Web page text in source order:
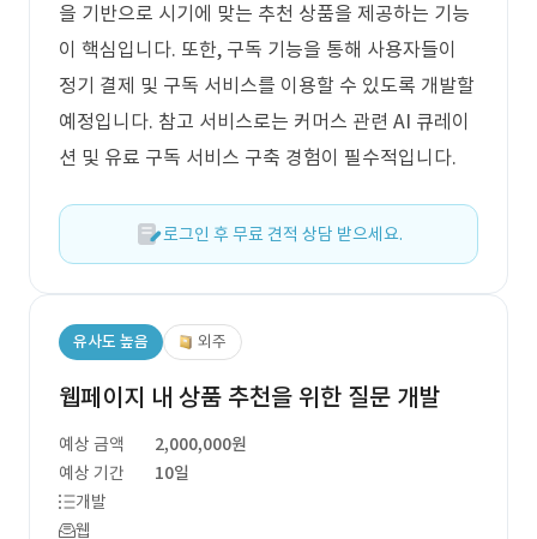
을 기반으로 시기에 맞는 추천 상품을 제공하는 기능
이 핵심입니다. 또한, 구독 기능을 통해 사용자들이
정기 결제 및 구독 서비스를 이용할 수 있도록 개발할
예정입니다. 참고 서비스로는 커머스 관련 AI 큐레이
션 및 유료 구독 서비스 구축 경험이 필수적입니다.
로그인 후 무료 견적 상담 받으세요.
유사도 높음 외주
웹페이지 내 상품 추천을 위한 질문 개발
예상 금액
2,000,000원
예상 기간
10일
개발
웹